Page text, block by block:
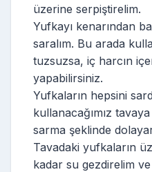
üzerine serpiştirelim.
Yufkayı kenarından
saralım. Bu arada
tuzsuzsa, iç harcın
yapabilirsiniz.
Yufkaların hepsini
kullanacağımız
sarma şeklinde
Tavadaki yufkaların
kadar su gezdirelim